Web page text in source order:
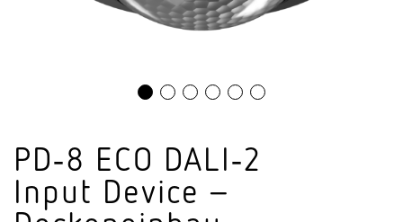
PD‑8 ECO DALI‑2
Input Device –